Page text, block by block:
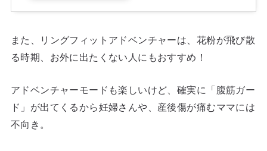
また、リングフィットアドベンチャーは、花粉が飛び散
る時期、お外に出たくない人にもおすすめ！
アドベンチャーモードも楽しいけど、確実に「腹筋ガー
ド」が出てくるから妊婦さんや、産後傷が痛むママには
不向き。